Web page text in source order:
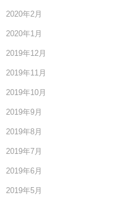
2020年2月
2020年1月
2019年12月
2019年11月
2019年10月
2019年9月
2019年8月
2019年7月
2019年6月
2019年5月